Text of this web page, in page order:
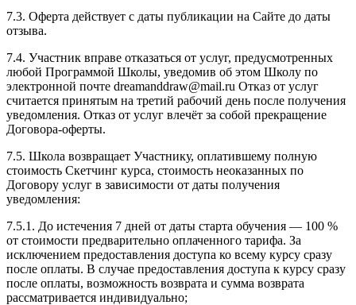
7.3. Оферта действует с даты публикации на Сайте до даты
отзыва.
7.4. Участник вправе отказаться от услуг, предусмотренных
любой Программой Школы, уведомив об этом Школу по
электронной почте dreamanddraw@mail.ru Отказ от услуг
считается принятым на третий рабочий день после получения
уведомления. Отказ от услуг влечёт за собой прекращение
Договора-оферты.
7.5. Школа возвращает Участнику, оплатившему полную
стоимость Скетчинг курса, стоимость неоказанных по
Договору услуг в зависимости от даты получения
уведомления:
7.5.1. До истечения 7 дней от даты старта обучения — 100 %
от стоимости предварительно оплаченного тарифа. За
исключением предоставления доступа ко всему курсу сразу
после оплаты. В случае предоставления доступа к курсу сразу
после оплаты, возможность возврата и сумма возврата
рассматривается индивидуально;